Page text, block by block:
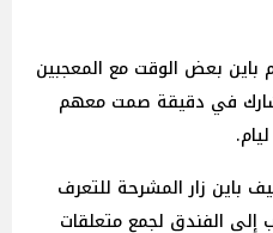
باين بعض الوقت مع المعجبين
في دقيقة صمت معهم
باين زار المشرحة للتعرف
إلى الفندق لجمع متعلقات